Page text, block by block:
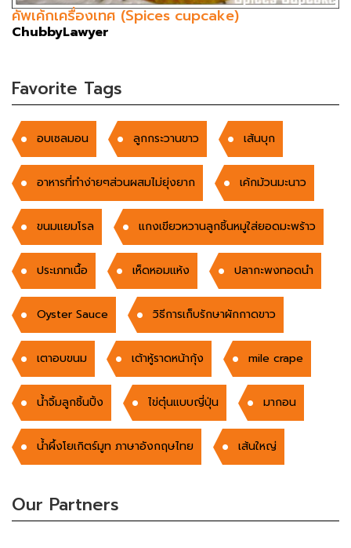
คัพเค้กเครื่องเทศ (Spices cupcake)
ChubbyLawyer
Favorite Tags
อบเซลมอน ลูกกระวานขาว เส้นบุก
อาหารที่ทำง่ายๆส่วนผสมไม่ยุ่งยาก เค้กม้วนมะนาว
ขนมแยมโรล แกงเขียวหวานลูกชิ้นหมูใส่ยอดมะพร้าว
ประเภทเนื้อ เห็ดหอมแห้ง ปลากะพงทอดนำ
Oyster Sauce วิธีการเก็บรักษาผักกาดขาว
เตาอบขนม เต้าหู้ราดหน้ากุ้ง mile crape
น้ำจิ้มลูกชิ้นปิ้ง ไข่ตุ๋นแบบญี่ปุ่น มากอน
น้ำผึ้งโยเกิตร์มูท ภาษาอังกฤษไทย เส้นใหญ่
Our Partners